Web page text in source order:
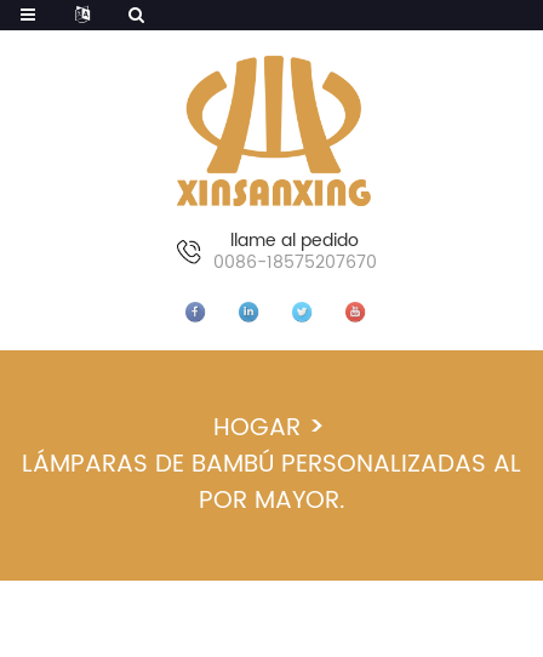
llame al pedido
0086-18575207670
HOGAR
LÁMPARAS DE BAMBÚ PERSONALIZADAS AL
POR MAYOR.